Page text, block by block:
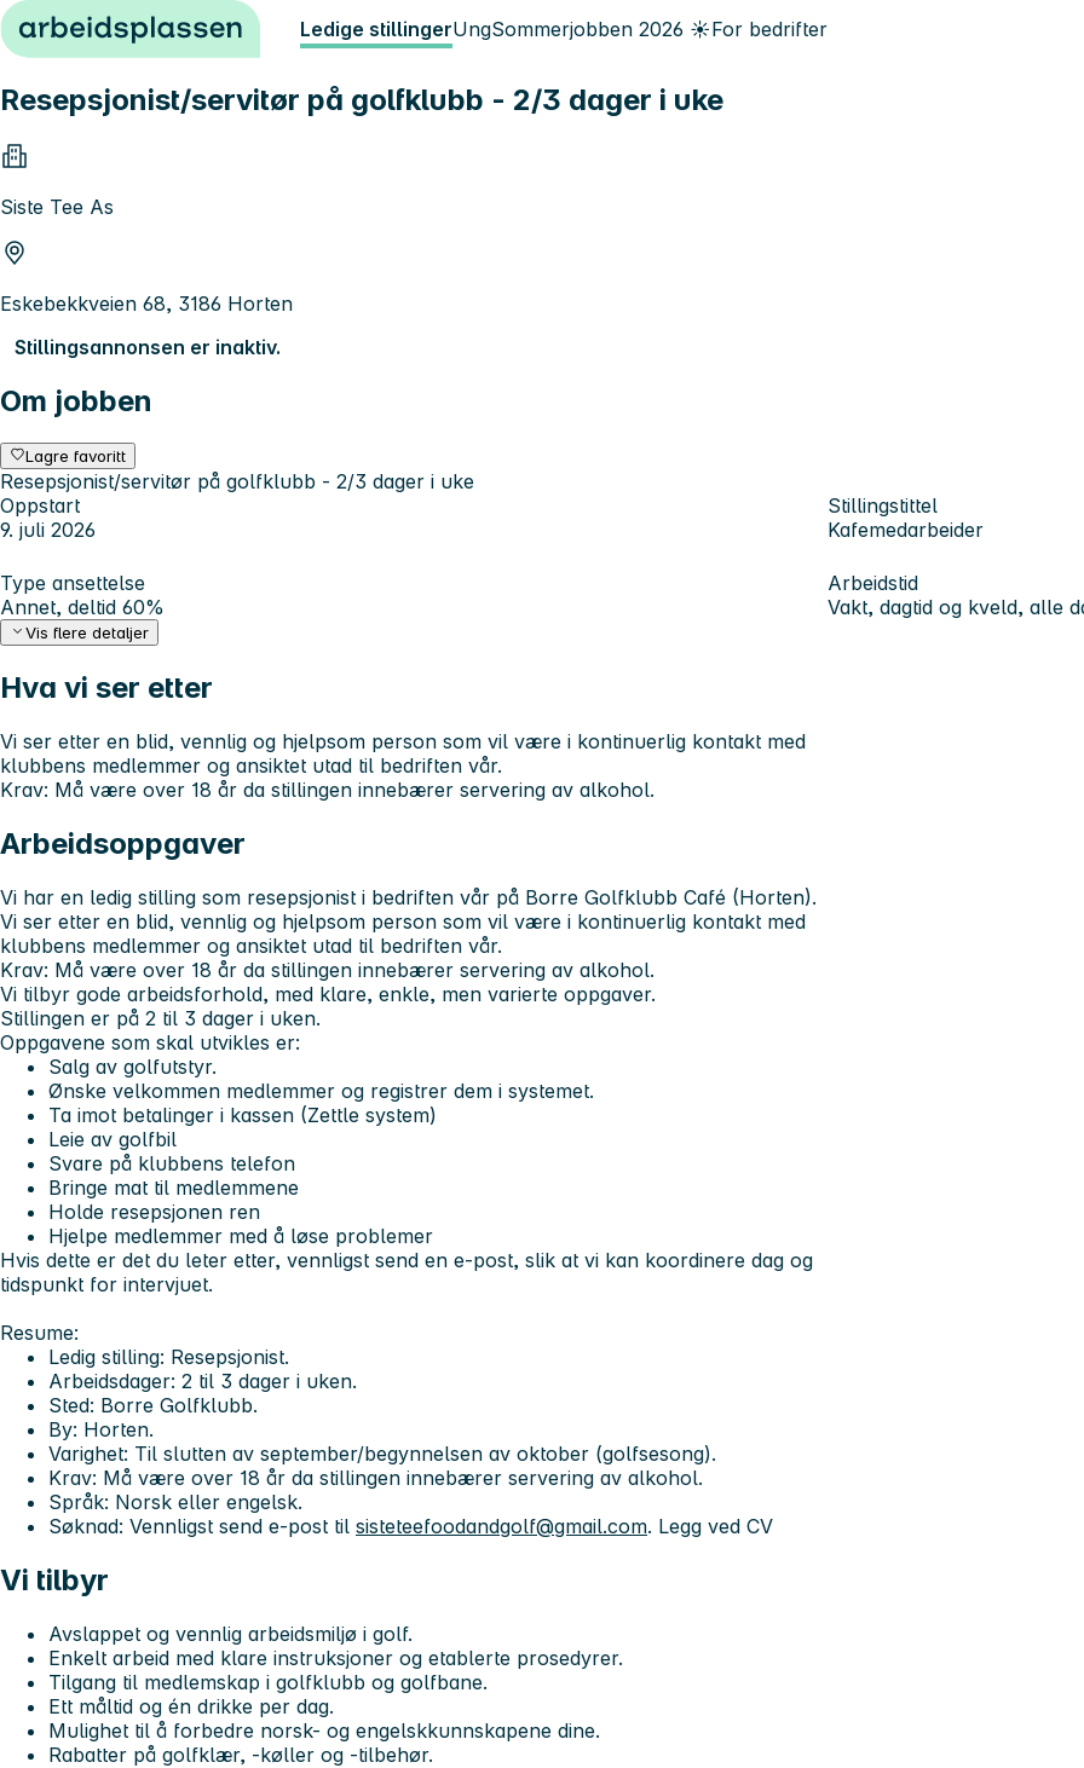
Hopp til innhold Ledige stillingerUngSommerjobben 2026 ☀️For bedrifter
Resepsjonist/servitør på golfklubb - 2/3 dager i uke
Siste Tee As
Eskebekkveien 68, 3186 Horten
Stillingsannonsen er inaktiv.
Om jobben
Lagre favoritt
Resepsjonist/servitør på golfklubb - 2/3 dager i uke
Oppstart
9. juli 2026
Stillingstittel
Kafemedarbeider
Type ansettelse
Annet, deltid 60%
Arbeidstid
Vakt, dagtid og kveld, alle
Vis flere detaljer
Hva vi ser etter
Vi ser etter en blid, vennlig og hjelpsom person som vil være i kontinuerlig kontakt med
klubbens medlemmer og ansiktet utad til bedriften vår.
Krav: Må være over 18 år da stillingen innebærer servering av alkohol.
Arbeidsoppgaver
Vi har en ledig stilling som resepsjonist i bedriften vår på Borre Golfklubb Café (Horten).
Vi ser etter en blid, vennlig og hjelpsom person som vil være i kontinuerlig kontakt med
klubbens medlemmer og ansiktet utad til bedriften vår.
Krav: Må være over 18 år da stillingen innebærer servering av alkohol.
Vi tilbyr gode arbeidsforhold, med klare, enkle, men varierte oppgaver.
Stillingen er på 2 til 3 dager i uken.
Oppgavene som skal utvikles er:
Salg av golfutstyr.
Ønske velkommen medlemmer og registrer dem i systemet.
Ta imot betalinger i kassen (Zettle system)
Leie av golfbil
Svare på klubbens telefon
Bringe mat til medlemmene
Holde resepsjonen ren
Hjelpe medlemmer med å løse problemer
Hvis dette er det du leter etter, vennligst send en e-post, slik at vi kan koordinere dag og
tidspunkt for intervjuet.
Resume:
Ledig stilling: Resepsjonist.
Arbeidsdager: 2 til 3 dager i uken.
Sted: Borre Golfklubb.
By: Horten.
Varighet: Til slutten av september/begynnelsen av oktober (golfsesong).
Krav: Må være over 18 år da stillingen innebærer servering av alkohol.
Språk: Norsk eller engelsk.
Søknad: Vennligst send e-post til sisteteefoodandgolf@gmail.com. Legg ved CV
Vi tilbyr
Avslappet og vennlig arbeidsmiljø i golf.
Enkelt arbeid med klare instruksjoner og etablerte prosedyrer.
Tilgang til medlemskap i golfklubb og golfbane.
Ett måltid og én drikke per dag.
Mulighet til å forbedre norsk- og engelskkunnskapene dine.
Rabatter på golfklær, -køller og -tilbehør.